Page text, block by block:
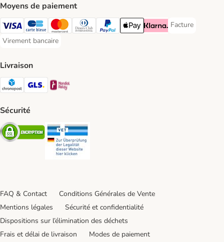
Moyens de paiement
Visa Payment Method
carte bleue Payment Method
Master Card Payment Method
Diners Club Payment Method
Paypal Payment Method
Apple Pay Payment Method
Klarna Payment Method
Facture
Facture
Virement bancaire
Virement bancaire Payment Method
Livraison
Chronopost Shipping Method
GLS Shipping Method
Sécurité
Security
FAQ & Contact
Conditions Générales de Vente
Mentions légales
Sécurité et confidentialité
Dispositions sur l’élimination des déchets
Frais et délai de livraison
Modes de paiement